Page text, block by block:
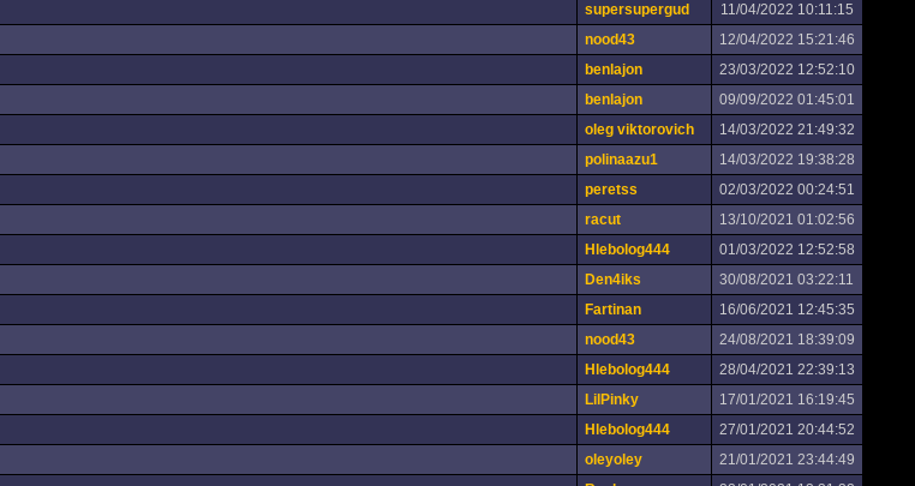
supersupergud
11/04/2022 10:11:15
nood43
12/04/2022 15:21:46
benlajon
23/03/2022 12:52:10
benlajon
09/09/2022 01:45:01
oleg viktorovich
14/03/2022 21:49:32
polinaazu1
14/03/2022 19:38:28
peretss
02/03/2022 00:24:51
racut
13/10/2021 01:02:56
Hlebolog444
01/03/2022 12:52:58
Den4iks
30/08/2021 03:22:11
Fartinan
16/06/2021 12:45:35
nood43
24/08/2021 18:39:09
Hlebolog444
28/04/2021 22:39:13
LilPinky
17/01/2021 16:19:45
Hlebolog444
27/01/2021 20:44:52
oleyoley
21/01/2021 23:44:49